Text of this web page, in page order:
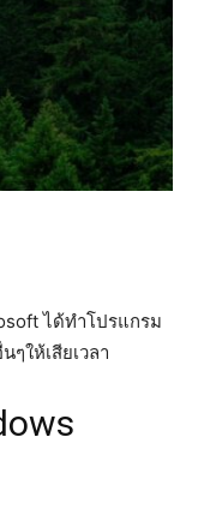
ได้ทำโปรแกรม
ให้เสียเวลา